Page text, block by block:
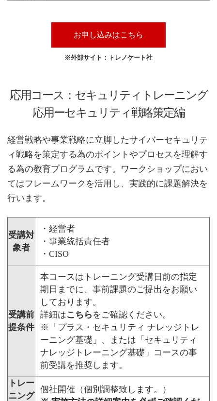
お申し込みはこちら
※外部サイト：トレノケート社
応用コース：セキュリティトレーニング
応用ーセキュリティ戦略策定編
経営戦略や事業戦略に立脚したサイバーセキュリテ
ィ戦略を策定する為のポイントやプロセスを理解す
る為の教育プログラムです。ワークショップにおい
てはフレームワークを活用し、実践的に課題解決を
行います。
受講対
象者
・経営者
・事業統括責任者
・CISO
受講前
提条件
本コースはトレーニング受講日前の指定
期日までに、事前課題のご提出をお願い
しております。
詳細はこちら をご確認ください。
※「プラス・セキュリティ ナレッジトレ
ーニング基礎」、または「セキュリティ
ナレッジトレーニング基礎」コースの事
前受講を推奨します。
トレー
ニング
個社開催（個別調整致します。）